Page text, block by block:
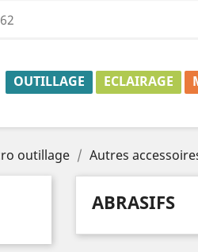
OUTILLAGE ECLAIRAGE
outillage Autres
ABRASIFS